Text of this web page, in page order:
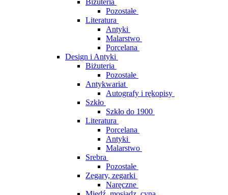
Biżuteria
Pozostałe
Literatura
Antyki
Malarstwo
Porcelana
Design i Antyki
Biżuteria
Pozostałe
Antykwariat
Autografy i rękopisy
Szkło
Szkło do 1900
Literatura
Porcelana
Antyki
Malarstwo
Srebra
Pozostałe
Zegary, zegarki
Naręczne